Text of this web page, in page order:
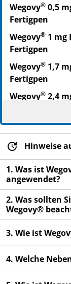
Wegovy® 0,5
Fertigpen
Wegovy® 1 mg
Fertigpen
Wegovy® 1,7
Fertigpen
Wegovy® 2,4
Semaglutid
▼Dieses
Identifizierung
Sicherheit. Sie
auftretende
Meldung von
4.
Lesen Sie die
durch, bevor
Arzneimittels
Hinweise
1. Was ist
angewendet?
2. Was sollten
Wegovy®
3. Wie ist
4. Welche